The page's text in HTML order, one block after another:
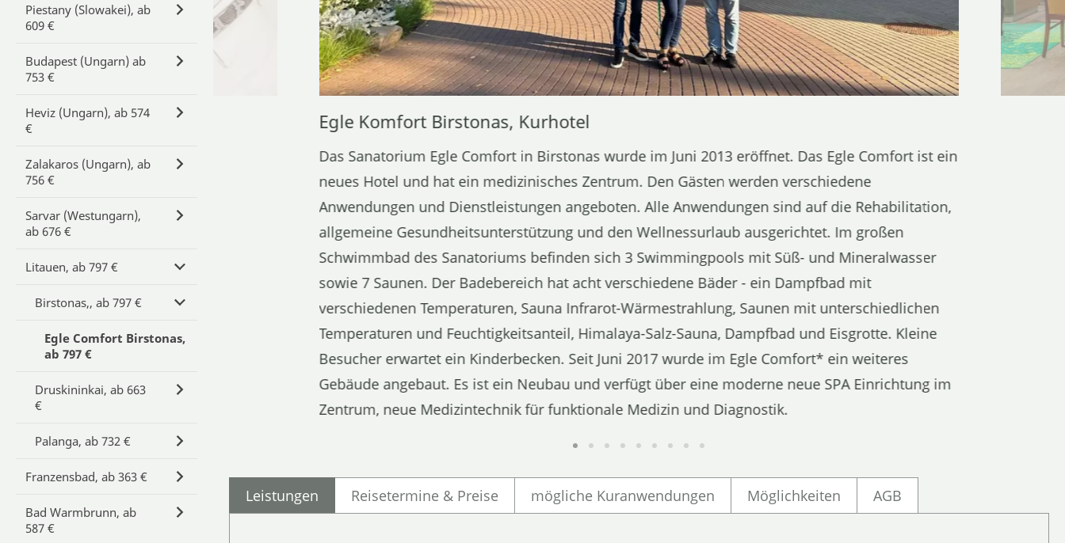
Piestany (Slowakei), ab
609 €
Budapest (Ungarn) ab
753 €
Heviz (Ungarn), ab 574
€
Zalakaros (Ungarn), ab
756 €
Sarvar (Westungarn),
ab 676 €
Litauen, ab 797 €
Birstonas,, ab 797 €
Egle Comfort Birstonas,
ab 797 €
Druskininkai, ab 663
€
Palanga, ab 732 €
Franzensbad, ab 363 €
Bad Warmbrunn, ab
587 €
Egle Komfort Birstonas, Kurhotel
Das Sanatorium Egle Comfort in Birstonas wurde im Juni 2013 eröffnet. Das Egle Comfort ist ein
neues Hotel und hat ein medizinisches Zentrum. Den Gästen werden verschiedene
Anwendungen und Dienstleistungen angeboten. Alle Anwendungen sind auf die Rehabilitation,
allgemeine Gesundheitsunterstützung und den Wellnessurlaub ausgerichtet. Im großen
Schwimmbad des Sanatoriums befinden sich 3 Swimmingpools mit Süß- und Mineralwasser
sowie 7 Saunen. Der Badebereich hat acht verschiedene Bäder - ein Dampfbad mit
verschiedenen Temperaturen, Sauna Infrarot-Wärmestrahlung, Saunen mit unterschiedlichen
Temperaturen und Feuchtigkeitsanteil, Himalaya-Salz-Sauna, Dampfbad und Eisgrotte. Kleine
Besucher erwartet ein Kinderbecken. Seit Juni 2017 wurde im Egle Comfort* ein weiteres
Gebäude angebaut. Es ist ein Neubau und verfügt über eine moderne neue SPA Einrichtung im
Zentrum, neue Medizintechnik für funktionale Medizin und Diagnostik.
Leistungen Reisetermine & Preise mögliche Kuranwendungen Möglichkeiten AGB